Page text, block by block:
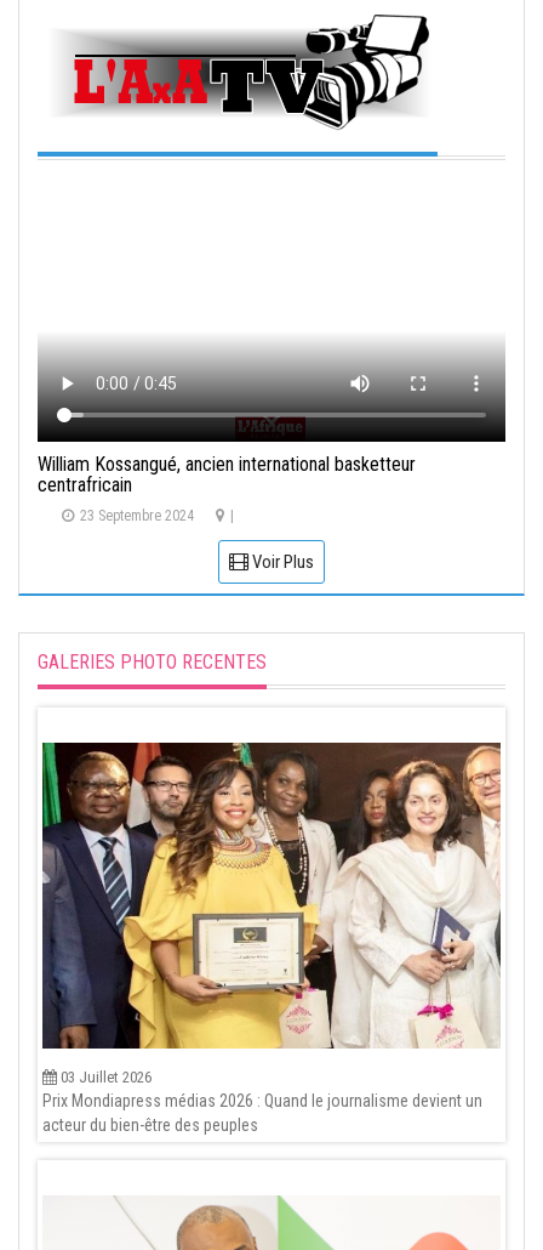
William Kossangué, ancien international basketteur
centrafricain
23 Septembre 2024
Voir Plus
GALERIES PHOTO RECENTES
03 Juillet 2026
Prix Mondiapress médias 2026 : Quand le journalisme devient un
acteur du bien-être des peuples